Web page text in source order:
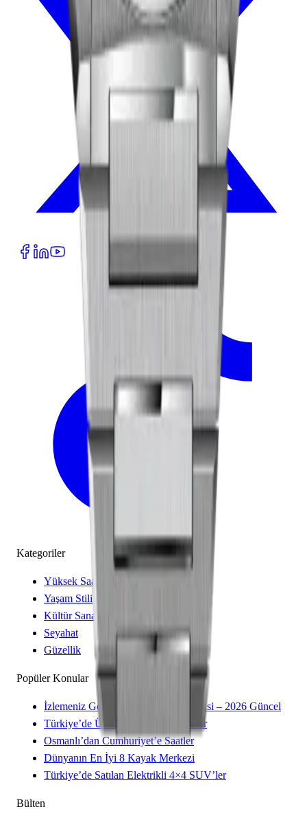
Kategoriler
Yüksek Saatçilik
Yaşam Stili
Kültür Sanat
Seyahat
Güzellik
Popüler Konular
İzlemeniz Gereken 15 Yeni Kore Dizisi – 2026 Güncel
Türkiye’de Üretilen Yerli Otomobiller
Osmanlı’dan Cumhuriyet’e Saatler
Dünyanın En İyi 8 Kayak Merkezi
Türkiye’de Satılan Elektrikli 4×4 SUV’ler
Bülten